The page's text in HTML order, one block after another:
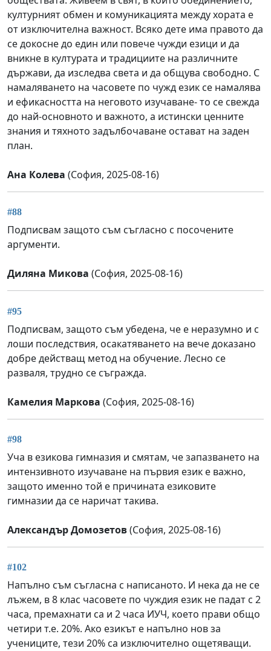
културният обмен и комуникацията между хората е
от изключителна важност. Всяко дете има правото да
се докосне до един или повече чужди езици и да
вникне в културата и традициите на различните
държави, да изследва света и да общува свободно. С
намаляването на часовете по чужд език се намалява
и ефикасността на неговото изучаване- то се свежда
до най-основното и важното, а истински ценните
знания и тяхното задълбочаване остават на заден
план.
Ана Колева (София, 2025-08-16)
#88
Подписвам защото съм съгласно с посочените
аргументи.
Диляна Микова (София, 2025-08-16)
#95
Подписвам, защото съм убедена, че е неразумно и с
лоши последствия, осакатяването на вече доказано
добре действащ метод на обучение. Лесно се
разваля, трудно се съгражда.
Камелия Маркова (София, 2025-08-16)
#98
Уча в езикова гимназия и смятам, че запазването на
интензивното изучаване на първия език е важно,
защото именно той е причината езиковите
гимназии да се наричат такива.
Александър Домозетов(София, 2025-08-16)
#102
Напълно съм съгласна с написаното. И нека да не се
лъжем, в 8 клас часовете по чуждия език не падат с 2
часа, премахнати са и 2 часа ИУЧ, което прави общо
четири т.е. 20%. Ако езикът е напълно нов за
учениците, тези 20% са изключително ощетяващи.